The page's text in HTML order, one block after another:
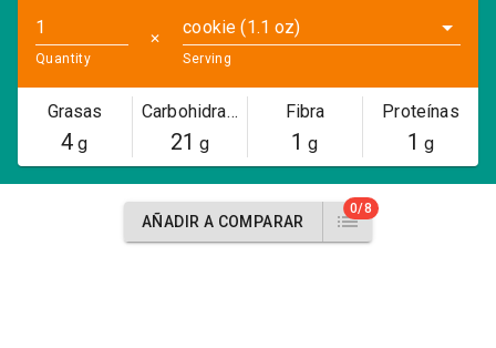
Quantity
✕
cookie (1.1 oz)
Serving
Grasas
4 g
Carbohidratos
21 g
Fibra
1 g
Proteínas
1 g
AÑADIR A COMPARAR
0/8